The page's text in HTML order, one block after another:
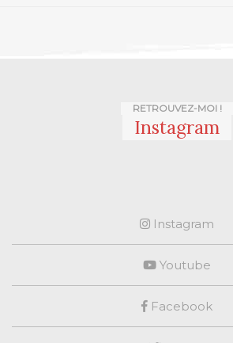
RETROUVEZ-MOI !
Instagram
Instagram
Youtube
Facebook